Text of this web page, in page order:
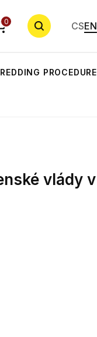
0 CSEN
PROCEDURE
vlády v